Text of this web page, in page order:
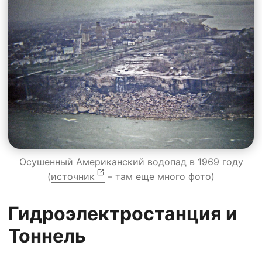
Осушенный Американский водопад в 1969 году
(источник – там еще много фото)
Гидроэлектростанция и
Тоннель